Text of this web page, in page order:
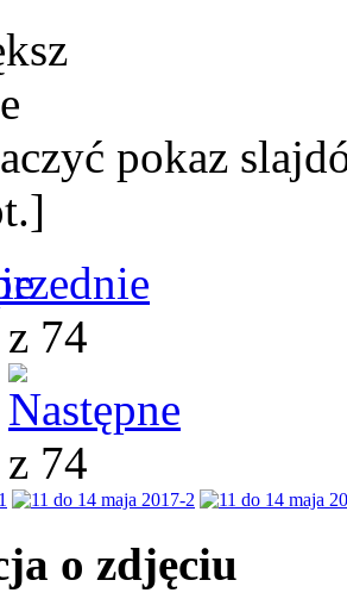
pokaz
74
74
o zdjęciu